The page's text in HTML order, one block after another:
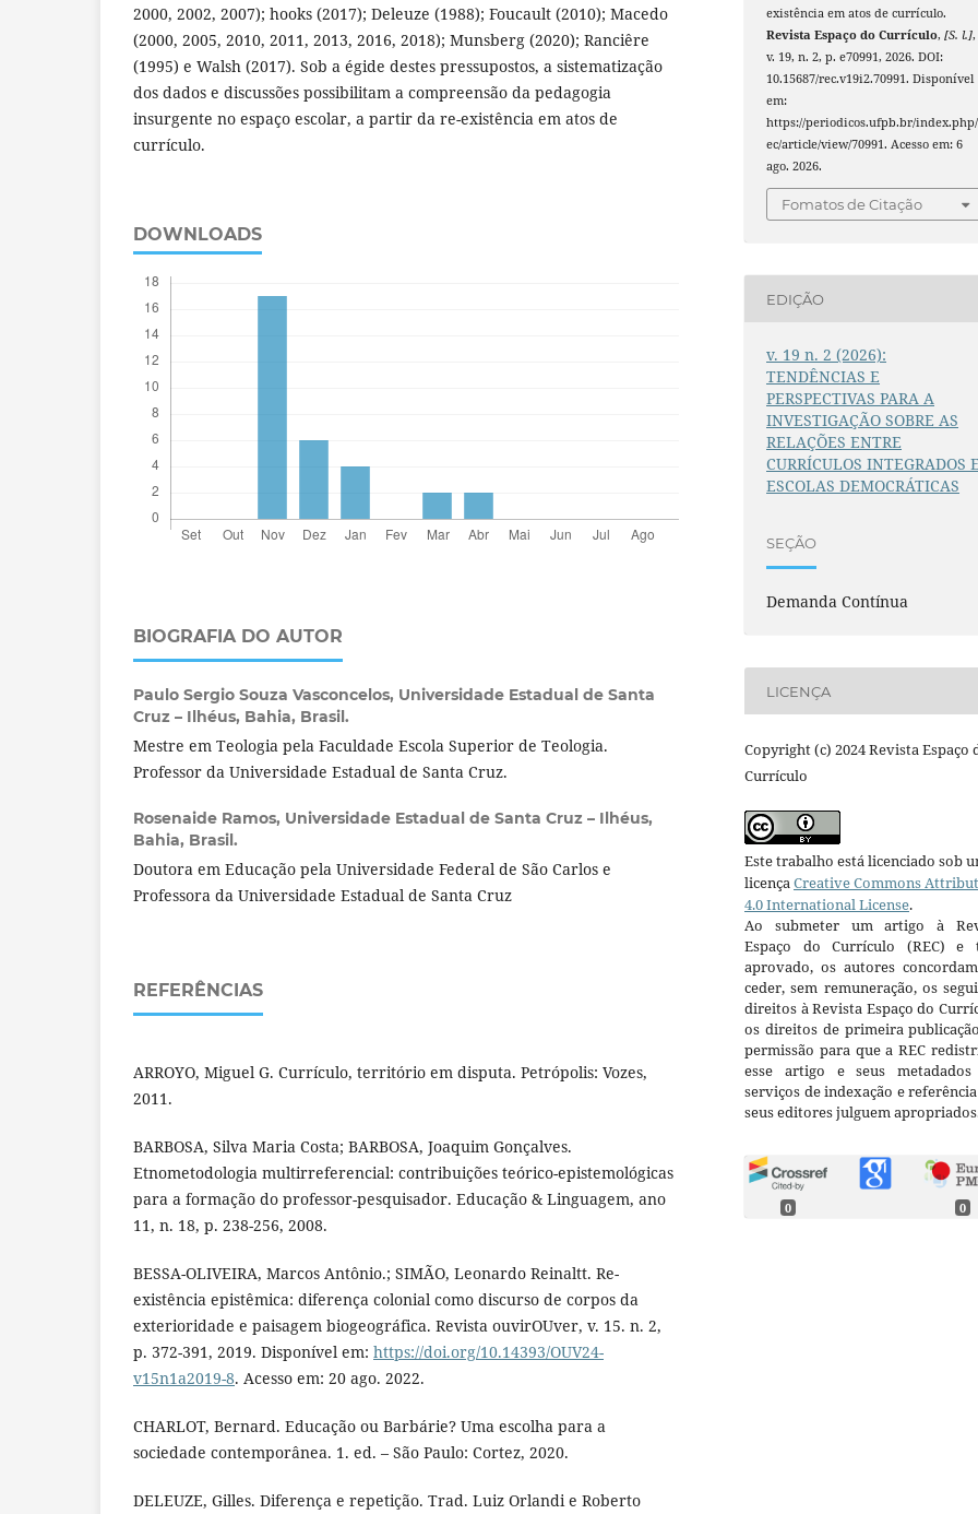
2000, 2002, 2007); hooks (2017); Deleuze (1988); Foucault (2010); Macedo
(2000, 2005, 2010, 2011, 2013, 2016, 2018); Munsberg (2020); Ranciêre
(1995) e Walsh (2017). Sob a égide destes pressupostos, a sistematização
dos dados e discussões possibilitam a compreensão da pedagogia
insurgente no espaço escolar, a partir da re-existência em atos de
currículo.
DOWNLOADS
BIOGRAFIA DO AUTOR
Paulo Sergio Souza Vasconcelos, Universidade Estadual de Santa
Cruz – Ilhéus, Bahia, Brasil.
Mestre em Teologia pela Faculdade Escola Superior de Teologia.
Professor da Universidade Estadual de Santa Cruz.
Rosenaide Ramos, Universidade Estadual de Santa Cruz – Ilhéus,
Bahia, Brasil.
Doutora em Educação pela Universidade Federal de São Carlos e
Professora da Universidade Estadual de Santa Cruz
REFERÊNCIAS
ARROYO, Miguel G. Currículo, território em disputa. Petrópolis: Vozes,
2011.
BARBOSA, Silva Maria Costa; BARBOSA, Joaquim Gonçalves.
Etnometodologia multirreferencial: contribuições teórico-epistemológicas
para a formação do professor-pesquisador. Educação & Linguagem, ano
11, n. 18, p. 238-256, 2008.
BESSA-OLIVEIRA, Marcos Antônio.; SIMÃO, Leonardo Reinaltt. Re-
existência epistêmica: diferença colonial como discurso de corpos da
exterioridade e paisagem biogeográfica. Revista ouvirOUver, v. 15. n. 2,
p. 372-391, 2019. Disponível em: https://doi.org/10.14393/OUV24-
v15n1a2019-8. Acesso em: 20 ago. 2022.
CHARLOT, Bernard. Educação ou Barbárie? Uma escolha para a
sociedade contemporânea. 1. ed. – São Paulo: Cortez, 2020.
DELEUZE, Gilles. Diferença e repetição. Trad. Luiz Orlandi e Roberto
existência em atos de currículo.
Revista Espaço do Currículo,[S. l.],
v. 19, n. 2, p. e70991, 2026. DOI:
10.15687/rec.v19i2.70991. Disponível
em:
https://periodicos.ufpb.br/
ec/article/view/70991. Acesso em: 6
ago. 2026.
Fomatos de Citação
EDIÇÃO
v. 19 n. 2 (2026):
TENDÊNCIAS E
PERSPECTIVAS PARA A
INVESTIGAÇÃO SOBRE AS
RELAÇÕES ENTRE
CURRÍCULOS INTEGRADOS E
ESCOLAS DEMOCRÁTICAS
SEÇÃO
Demanda Contínua
LICENÇA
Copyright (c) 2024 Revista Espaço
Currículo
Este trabalho está licenciado sob
licençaCreative Commons
4.0 International License.
Ao submeter um artigo à
Espaço do Currículo (REC) e
aprovado, os autores
ceder, sem remuneração, os
direitos à Revista Espaço do
os direitos de primeira
permissão para que a REC
esse artigo e seus metadados
serviços de indexação e
seus editores julguem
0 0